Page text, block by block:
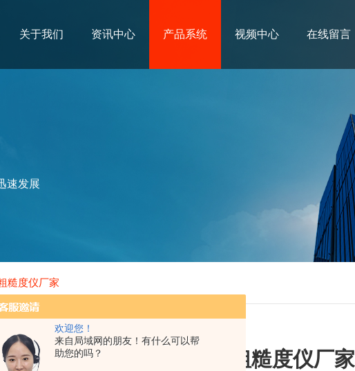
欢迎您！
来自局域网的朋友！有什么可以帮
助您的吗？
关于我们 资讯中心 产品系统 视频中心 在线留言
速发展
糙度仪厂家
日本三丰SJ-301表面粗糙度仪厂家